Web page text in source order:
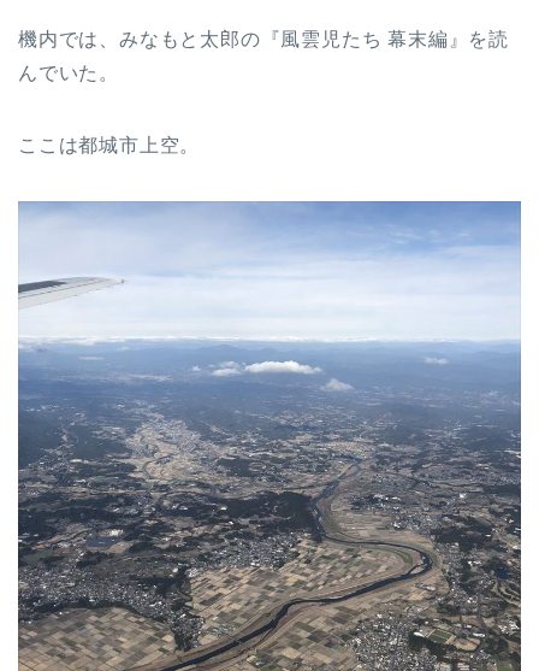
機内では、みなもと太郎の『風雲児たち 幕末編』を読
んでいた。
ここは都城市上空。